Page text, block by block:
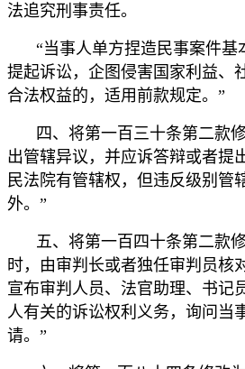
法追究刑事责任。
“当事人单方捏造民事案件基
提起诉讼，企图侵害国家利益、
合法权益的，适用前款规定。”
四、将第一百三十条第二款
出管辖异议，并应诉答辩或者提
民法院有管辖权，但违反级别管
外。”
五、将第一百四十条第二款
时，由审判长或者独任审判员核
宣布审判人员、法官助理、书记
人有关的诉讼权利义务，询问当
请。”